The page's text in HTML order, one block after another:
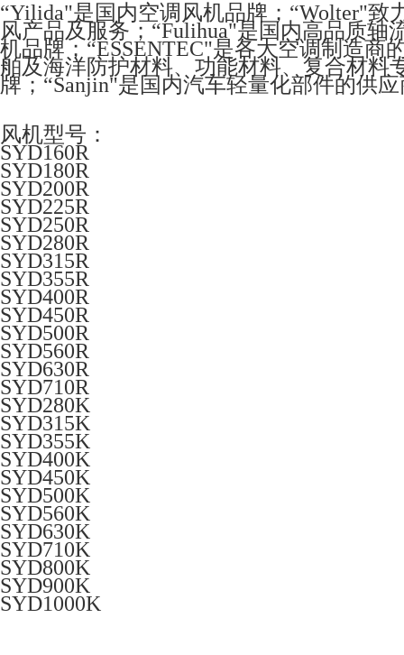
“Yilida"是国内空调风机品牌；“Wolter"
风产品及服务；“Fulihua"是国内高品质
机品牌；“ESSENTEC"是各大空调制造
舶及海洋防护材料、功能材料、复合材料
牌；“Sanjin"是国内汽车轻量化部件的供
风机型号：
SYD160R
SYD180R
SYD200R
SYD225R
SYD250R
SYD280R
SYD315R
SYD355R
SYD400R
SYD450R
SYD500R
SYD560R
SYD630R
SYD710R
SYD280K
SYD315K
SYD355K
SYD400K
SYD450K
SYD500K
SYD560K
SYD630K
SYD710K
SYD800K
SYD900K
SYD1000K